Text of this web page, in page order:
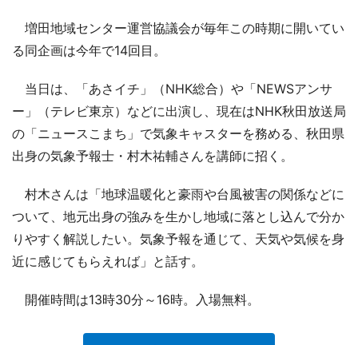
増田地域センター運営協議会が毎年この時期に開いてい
る同企画は今年で14回目。
当日は、「あさイチ」（NHK総合）や「NEWSアンサ
ー」（テレビ東京）などに出演し、現在はNHK秋田放送局
の「ニュースこまち」で気象キャスターを務める、秋田県
出身の気象予報士・村木祐輔さんを講師に招く。
村木さんは「地球温暖化と豪雨や台風被害の関係などに
ついて、地元出身の強みを生かし地域に落とし込んで分か
りやすく解説したい。気象予報を通じて、天気や気候を身
近に感じてもらえれば」と話す。
開催時間は13時30分～16時。入場無料。